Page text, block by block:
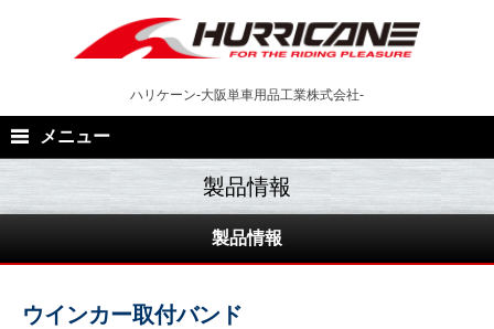
ハリケーン-大阪単車用品工業株式会社-
メニュー
製品情報
ウインカー取付バンド